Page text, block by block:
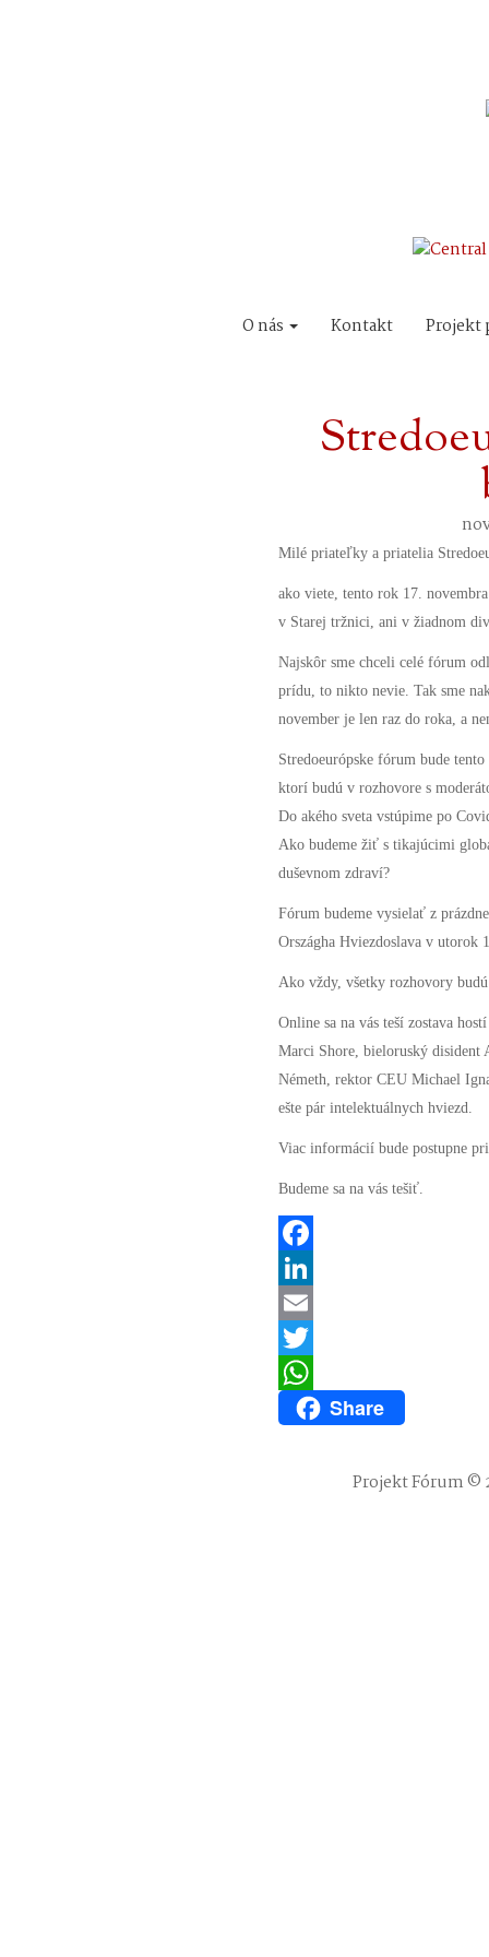
O nás Kontakt Projekt
Milé priateľky a priatelia
ako viete, tento rok 17.
v Starej tržnici, ani v žiadnom
Najskôr sme chceli celé fórum
prídu, to nikto nevie. Tak sme
november je len raz do roka, a
Stredoeurópske fórum bude
ktorí budú v rozhovore s
Do akého sveta vstúpime po
Ako budeme žiť s tikajúcimi
duševnom zdraví?
Fórum budeme vysielať z
Országha Hviezdoslava v utorok
Ako vždy, všetky rozhovory
Online sa na vás teší zostava
Marci Shore, bieloruský disident
Németh, rektor CEU Michael
ešte pár intelektuálnych hviezd.
Viac informácií bude postupne
Budeme sa na vás tešiť.
Facebook
LinkedIn
Email
Twitter
WhatsAppShare
Projekt Fórum ©